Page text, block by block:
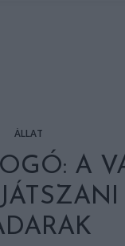
ÁLLAT
A